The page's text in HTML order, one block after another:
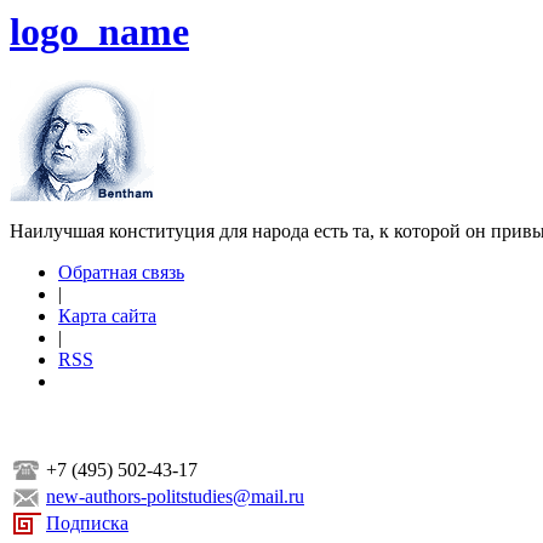
logo_name
Наилучшая конституция для народа есть та, к которой он
Обратная связь
|
Карта сайта
|
RSS
+7 (495) 502-43-17
new-authors-politstudies@mail.ru
Подписка